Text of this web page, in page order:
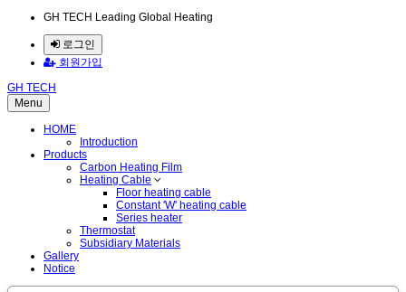
GH TECH Leading Global Heating
로그인
회원가입
GH TECH
Menu
HOME
Introduction
Products
Carbon Heating Film
Heating Cable
Floor heating cable
Constant 'W' heating cable
Series heater
Thermostat
Subsidiary Materials
Gallery
Notice